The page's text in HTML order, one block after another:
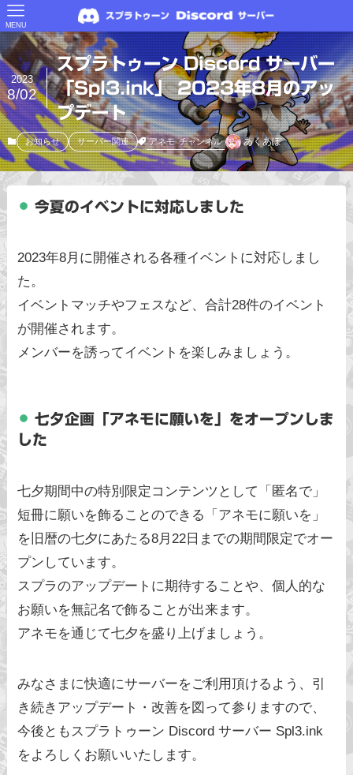
MENU
スプラトゥーン Discord サーバー
「Spl3.ink」 2023年8月のアッ
プデート
2023
8/02
お知らせ サーバー関連 アネモ チャンネル あくあぽ
今夏のイベントに対応しました
2023年8月に開催される各種イベントに対応しまし
た。
イベントマッチやフェスなど、合計28件のイベント
が開催されます。
メンバーを誘ってイベントを楽しみましょう。
七夕企画「アネモに願いを」をオープンしま
した
⁠七夕期間中の特別限定コンテンツとして「匿名で」
短冊に願いを飾ることのできる「アネモに願いを」
を旧暦の七夕にあたる8月22日までの期間限定でオー
プンしています。
スプラのアップデートに期待することや、個人的な
お願いを無記名で飾ることが出来ます。
アネモを通じて七夕を盛り上げましょう。
みなさまに快適にサーバーをご利用頂けるよう、引
き続きアップデート・改善を図って参りますので、
今後ともスプラトゥーン Discord サーバー Spl3.ink
をよろしくお願いいたします。